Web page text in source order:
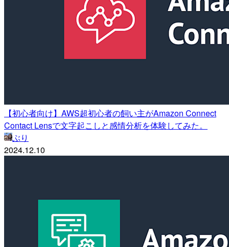
【初心者向け】AWS超初心者の飼い主がAmazon Connect
Contact Lensで文字起こしと感情分析を体験してみた。
ぶり
2024.12.10